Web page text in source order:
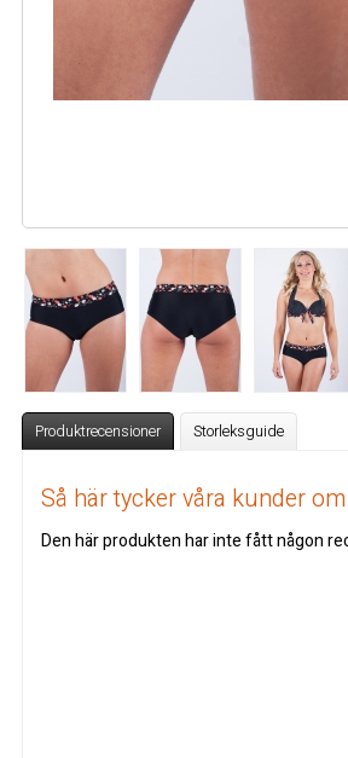
Produktrecensioner Storleksguide
Så här tycker våra kunder
Den här produkten har inte fått någon